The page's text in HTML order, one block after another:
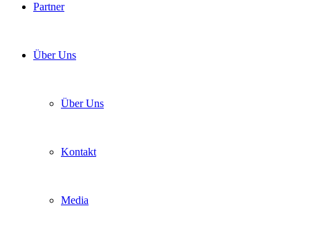
Partner
Über Uns
Über Uns
Kontakt
Media